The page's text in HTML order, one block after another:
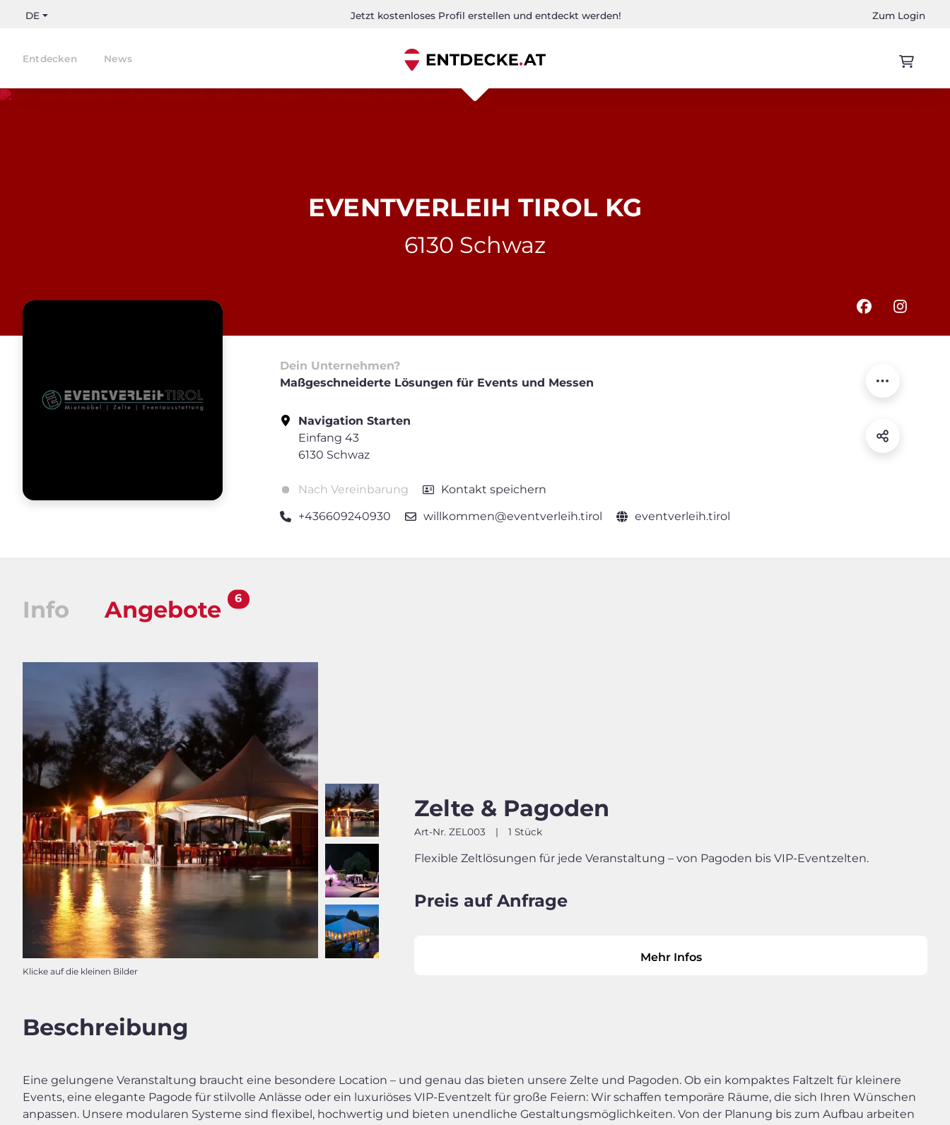
DE Jetzt kostenloses Profil erstellen und entdeckt werden! Zum Login
Entdecken News
EVENTVERLEIH TIROL KG
6130 Schwaz
Dein Unternehmen?
Maßge­schneiderte Lösungen für Events und Messen
Navigation Starten
Einfang 43
6130 Schwaz
Nach Vereinbarung Kontakt speichern
+436609240930 willkommen@eventverleih.tirol eventverleih.tirol
Info Angebote 6
Klicke auf die kleinen Bilder
Zelte & Pagoden
Art-Nr. ZEL003 | 1 Stück
Flexible Zeltlösungen für jede Veranstaltung – von Pagoden bis VIP-Eventzelten.
Preis auf Anfrage
Mehr Infos
Beschreibung
Eine gelungene Veranstaltung braucht eine besondere Location – und genau das bieten unsere Zelte und Pagoden. Ob ein kompaktes Faltzelt für kleinere
Events, eine elegante Pagode für stilvolle Anlässe oder ein luxuriöses VIP-Eventzelt für große Feiern: Wir schaffen temporäre Räume, die sich Ihren Wünschen
anpassen. Unsere modularen Systeme sind flexibel, hochwertig und bieten unendliche Gestaltungsmöglichkeiten. Von der Planung bis zum Aufbau arbeiten